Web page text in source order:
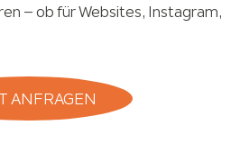
– ob für Websites, Instagram,
ANFRAGEN